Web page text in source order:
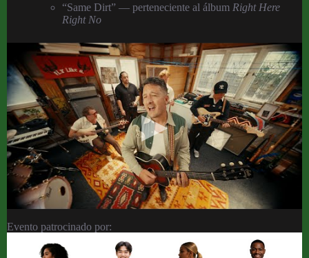
“Same Dirt” — perteneciente al álbum Right Here
Right No
Evento patrocinado por: